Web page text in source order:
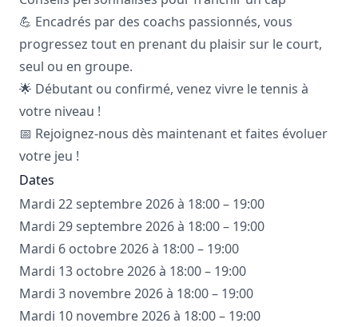
💪 Encadrés par des coachs passionnés, vous
progressez tout en prenant du plaisir sur le court,
seul ou en groupe.
🌟 Débutant ou confirmé, venez vivre le tennis à
votre niveau !
📅 Rejoignez-nous dès maintenant et faites évoluer
votre jeu !
Dates
Mardi 22 septembre 2026 à 18:00 – 19:00
Mardi 29 septembre 2026 à 18:00 – 19:00
Mardi 6 octobre 2026 à 18:00 – 19:00
Mardi 13 octobre 2026 à 18:00 – 19:00
Mardi 3 novembre 2026 à 18:00 – 19:00
Mardi 10 novembre 2026 à 18:00 – 19:00